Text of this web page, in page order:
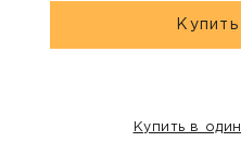
Купить
Купить в